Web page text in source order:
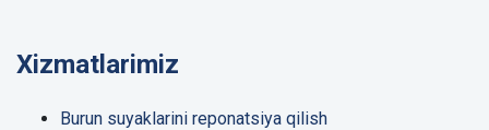
Xizmatlarimiz
Burun suyaklarini reponatsiya qilish